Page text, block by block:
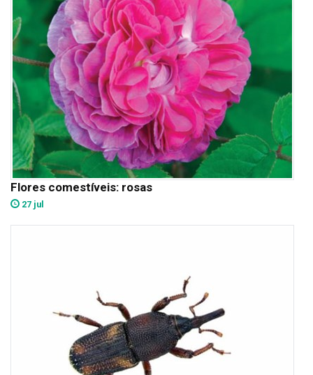
Flores comestíveis: rosas
27 jul